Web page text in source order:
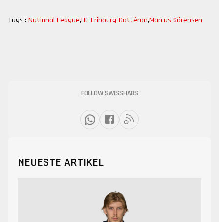
Tags : National League,HC Fribourg-Gottéron,Marcus Sörensen
FOLLOW SWISSHABS
NEUESTE ARTIKEL